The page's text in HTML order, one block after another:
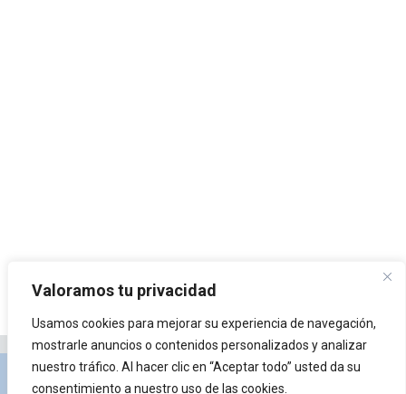
Valoramos tu privacidad
Usamos cookies para mejorar su experiencia de navegación,
mostrarle anuncios o contenidos personalizados y analizar
nuestro tráfico. Al hacer clic en “Aceptar todo” usted da su
consentimiento a nuestro uso de las cookies.
Privacidad y Política de Cookies Portal de